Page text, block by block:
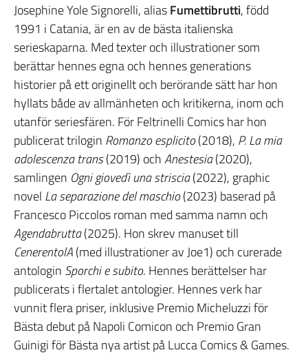
Josephine Yole Signorelli, aliasFumettibrutti, född
1991 i Catania, är en av de bästa italienska
serieskaparna. Med texter och illustrationer som
berättar hennes egna och hennes generations
historier på ett originellt och berörande sätt har hon
hyllats både av allmänheten och kritikerna, inom och
utanför seriesfären. För Feltrinelli Comics har hon
publicerat trilogin Romanzo esplicito(2018), P. La mia
adolescenza trans(2019) ochAnestesia(2020),
samlingen Ogni giovedì una striscia(2022), graphic
novel La separazione del maschio(2023) baserad på
Francesco Piccolos roman med samma namn och
Agendabrutta(2025). Hon skrev manuset till
CenerentolA(med illustrationer av Joe1) och curerade
antologin Sporchi e subito. Hennes berättelser har
publicerats i flertalet antologier. Hennes verk har
vunnit flera priser, inklusive Premio Micheluzzi för
Bästa debut på Napoli Comicon och Premio Gran
Guinigi för Bästa nya artist på Lucca Comics & Games.